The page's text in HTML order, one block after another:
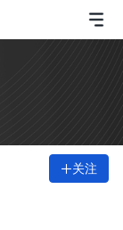
关注